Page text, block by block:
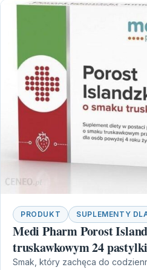
PRODUKT SUPLEMENTY
Medi Pharm Porost
truskawkowym 24 pastylki
Smak, który zachęca do